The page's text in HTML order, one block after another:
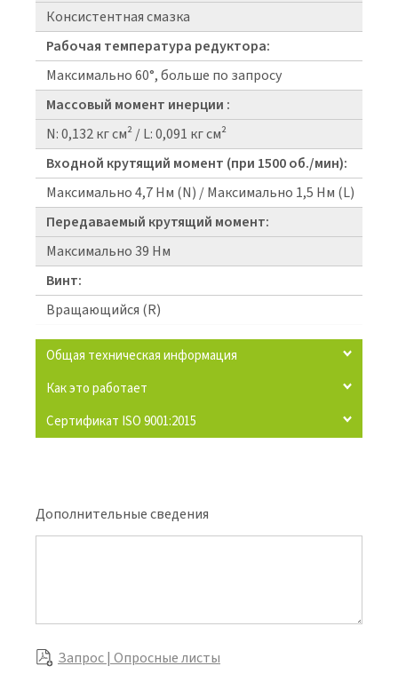
Консистентная смазка
Рабочая температура редуктора:
Максимально 60°, больше по запросу
Массовый момент инерции :
N: 0,132 кг см² / L: 0,091 кг см²
Входной крутящий момент (при 1500 об./мин):
Максимально 4,7 Нм (N) / Максимально 1,5 Нм (L)
Передаваемый крутящий момент:
Максимально 39 Нм
Винт:
Вращающийся (R)
Общая техническая информация
Как это работает
Сертификат ISO 9001:2015
Дополнительные сведения
Запрос | Опросные листы